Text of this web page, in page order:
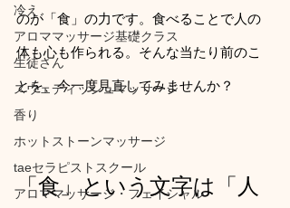
冷え
アロママッサージ基礎クラス
生徒さん
スウェディッシュマッサージ
香り
ホットストーンマッサージ
taeセラピストスクール
アロママッサージ・フェイシャル
のが「食」の力です。食べることで人の
体も心も作られる。そんな当たり前のこ
とを、今一度見直してみませんか？
「食」という文字は「人